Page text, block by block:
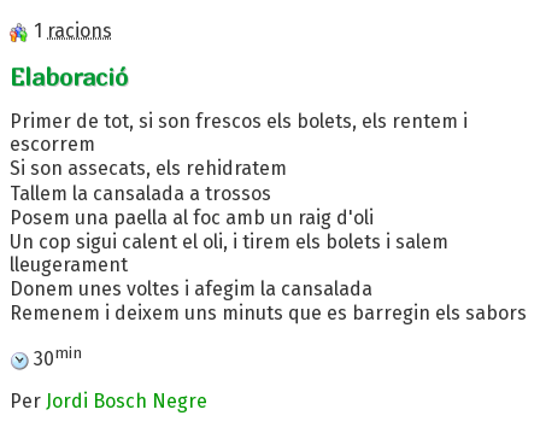
1 racions
Elaboració
Primer de tot, si son frescos els bolets, els rentem i
escorrem
Si son assecats, els rehidratem
Tallem la cansalada a trossos
Posem una paella al foc amb un raig d'oli
Un cop sigui calent el oli, i tirem els bolets i salem
lleugerament
Donem unes voltes i afegim la cansalada
Remenem i deixem uns minuts que es barregin els sabors
30min
Per Jordi Bosch Negre